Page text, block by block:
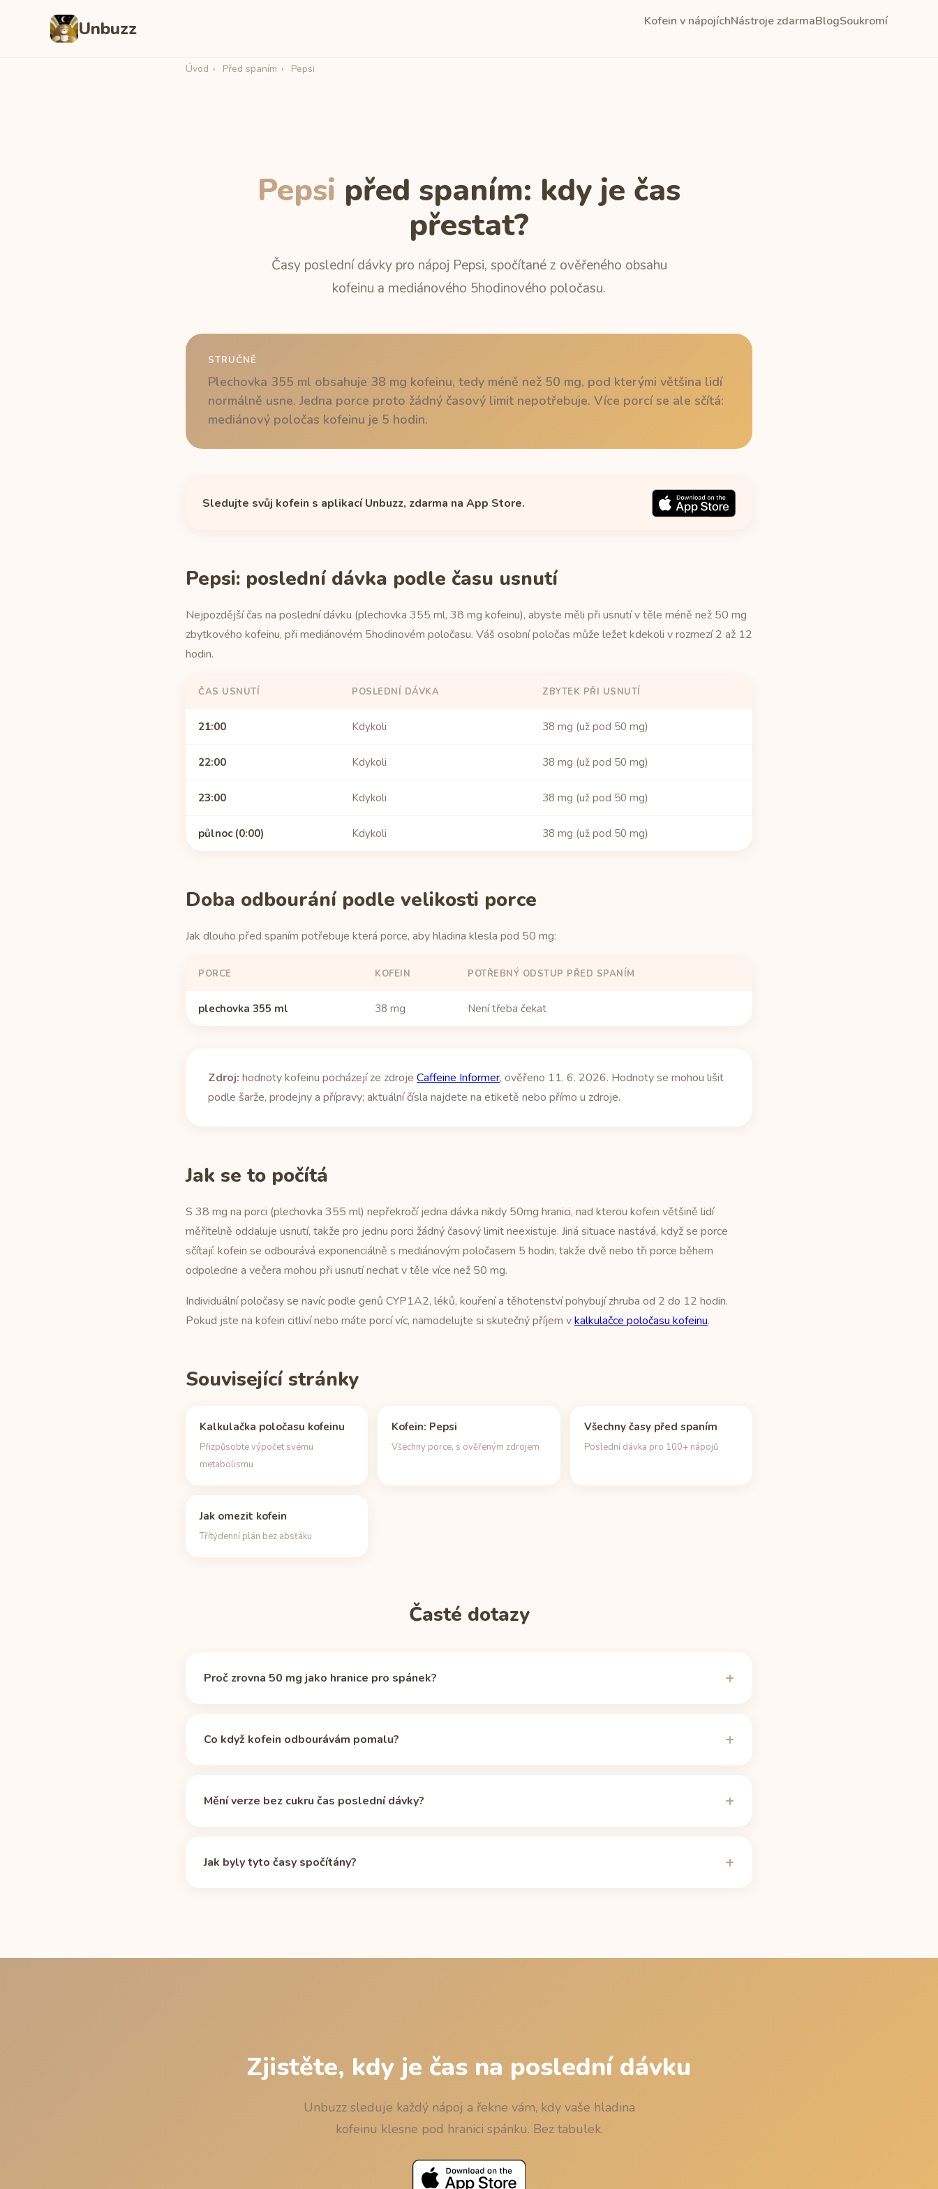
Unbuzz Kofein v nápojíchNástroje zdarmaBlogSoukromí
Úvod › Před spaním › Pepsi
Pepsi před spaním: kdy je čas
přestat?
Časy poslední dávky pro nápoj Pepsi, spočítané z ověřeného obsahu
kofeinu a mediánového 5hodinového poločasu.
STRUČNĚ
Plechovka 355 ml obsahuje 38 mg kofeinu, tedy méně než 50 mg, pod kterými většina lidí
normálně usne. Jedna porce proto žádný časový limit nepotřebuje. Více porcí se ale sčítá:
mediánový poločas kofeinu je 5 hodin.
Sledujte svůj kofein s aplikací Unbuzz, zdarma na App Store.
Pepsi: poslední dávka podle času usnutí
Nejpozdější čas na poslední dávku (plechovka 355 ml, 38 mg kofeinu), abyste měli při usnutí v těle méně než 50 mg
zbytkového kofeinu, při mediánovém 5hodinovém poločasu. Váš osobní poločas může ležet kdekoli v rozmezí 2 až 12
hodin.
ČAS USNUTÍ POSLEDNÍ DÁVKA ZBYTEK PŘI USNUTÍ
21:00 Kdykoli 38 mg (už pod 50 mg)
22:00 Kdykoli 38 mg (už pod 50 mg)
23:00 Kdykoli 38 mg (už pod 50 mg)
půlnoc (0:00) Kdykoli 38 mg (už pod 50 mg)
Doba odbourání podle velikosti porce
Jak dlouho před spaním potřebuje která porce, aby hladina klesla pod 50 mg:
PORCE KOFEIN POTŘEBNÝ ODSTUP PŘED SPANÍM
plechovka 355 ml 38 mg Není třeba čekat
Zdroj: hodnoty kofeinu pocházejí ze zdroje Caffeine Informer, ověřeno 11. 6. 2026. Hodnoty se mohou lišit
podle šarže, prodejny a přípravy; aktuální čísla najdete na etiketě nebo přímo u zdroje.
Jak se to počítá
S 38 mg na porci (plechovka 355 ml) nepřekročí jedna dávka nikdy 50mg hranici, nad kterou kofein většině lidí
měřitelně oddaluje usnutí, takže pro jednu porci žádný časový limit neexistuje. Jiná situace nastává, když se porce
sčítají: kofein se odbourává exponenciálně s mediánovým poločasem 5 hodin, takže dvě nebo tři porce během
odpoledne a večera mohou při usnutí nechat v těle více než 50 mg.
Individuální poločasy se navíc podle genů CYP1A2, léků, kouření a těhotenství pohybují zhruba od 2 do 12 hodin.
Pokud jste na kofein citliví nebo máte porcí víc, namodelujte si skutečný příjem vkalkulačce poločasu kofeinu.
Související stránky
Kalkulačka poločasu kofeinu
Přizpůsobte výpočet svému
metabolismu
Kofein: Pepsi
Všechny porce, s ověřeným zdrojem
Všechny časy před spaním
Poslední dávka pro 100+ nápojů
Jak omezit kofein
Třítýdenní plán bez absťáku
Časté dotazy
Proč zrovna 50 mg jako hranice pro spánek?
poločasu ). U nápoje Pepsi začíná plechovka 355 ml na 38 mg, tedy už pod touto hranicí, proto jedna porce
Co když kofein odbourávám pomalu?
začíná dávka 38 mg (plechovka 355 ml) pod 50mg hranicí, ale naskládané porce se u pomalých metabolizátorů
Mění verze bez cukru čas poslední dávky?
Jak byly tyto časy spočítány?
Zjistěte, kdy je čas na poslední dávku
Unbuzz sleduje každý nápoj a řekne vám, kdy vaše hladina
kofeinu klesne pod hranici spánku. Bez tabulek.